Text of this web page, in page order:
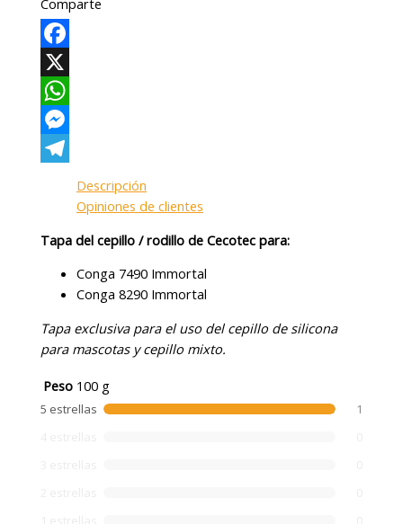
Facebook
X
WhatsApp
Messenger
Descripción
Opiniones de clientes
Tapa del cepillo / rodillo de Cecotec para:
Conga 7490 Immortal
Conga 8290 Immortal
Tapa exclusiva para el uso del cepillo de silicona
para mascotas y cepillo mixto.
Peso 100 g
5 estrellas
1